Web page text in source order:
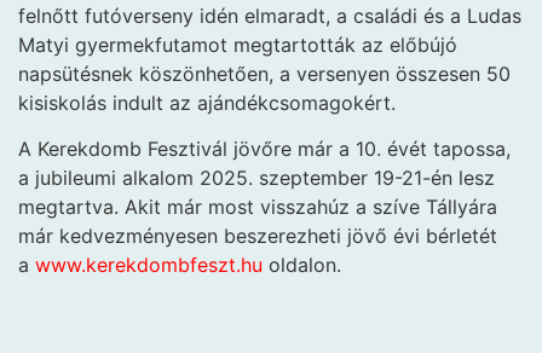
felnőtt futóverseny idén elmaradt, a családi és a Ludas
Matyi gyermekfutamot megtartották az előbújó
napsütésnek köszönhetően, a versenyen összesen 50
kisiskolás indult az ajándékcsomagokért.
A Kerekdomb Fesztivál jövőre már a 10. évét tapossa,
a jubileumi alkalom 2025. szeptember 19-21-én lesz
megtartva. Akit már most visszahúz a szíve Tállyára
már kedvezményesen beszerezheti jövő évi bérletét
a www.kerekdombfeszt.hu oldalon.